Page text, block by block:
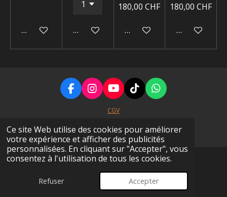
Ce site Web utilise des cookies pour améliorer
votre expérience et afficher des publicités
personnalisées. En cliquant sur "Accepter", vous
consentez à l'utilisation de tous les cookies.
Refuser Accepter
Ajouter au panierAjouter au panier
180,00 CHF
Ajouter au panier
180,00 CHF
Ajouter au
F
a
b
o
o
k
I
n
a
g
r
a
Y
o
u
u
b
e
T
i
o
k
W
h
s
A
p
p
CGV
Propulsé parWebador